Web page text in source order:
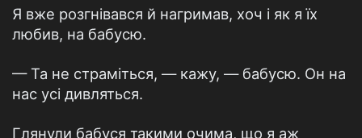
Я вже розгнівався й нагримав, хоч і як я їх
любив, на бабусю.
— Та не страміться, — кажу, — бабусю. Он на
нас усі дивляться.
Глянули бабуся такими очима, що я аж